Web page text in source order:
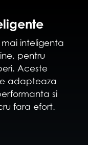
inteligenta
pentru
Aceste
adapteaza
si
fara efort.